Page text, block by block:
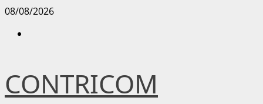
Avançar
08/08/2026
CONTRICOM